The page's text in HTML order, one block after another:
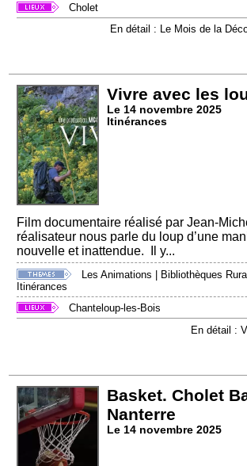
Cholet
En détail : Le Mois de la
Vivre avec les
Le 14 novembre 2025
Itinérances
Film documentaire réalisé par Jean-
réalisateur nous parle du loup d’une
nouvelle et inattendue. Il y...
Les Animations Bibliothèques
Itinérances
Chanteloup-les-Bois
En détail :
Basket. Cholet
Nanterre
Le 14 novembre 2025